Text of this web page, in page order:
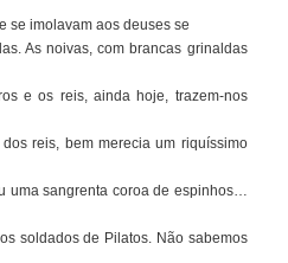
se imolavam aos deuses se
As noivas, com brancas grinaldas
e os reis, ainda hoje, trazem-nos
reis, bem merecia um riquíssimo
uma sangrenta coroa de espinhos…
soldados de Pilatos. Não sabemos